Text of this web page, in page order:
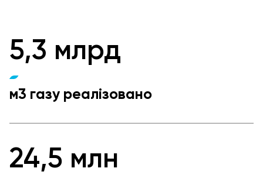
5,3 млрд
м3 газу реалізовано
24,5 млн